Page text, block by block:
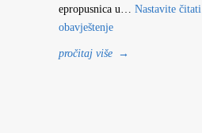
epropusnica u… Nastavite čitati
obavještenje
pročitaj više →